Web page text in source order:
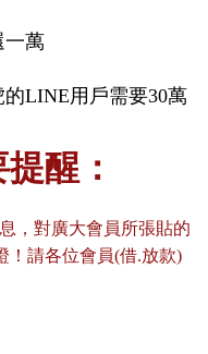
一萬
LINE用戶需要30萬
醒：
，對廣大會員所張貼的
！請各位會員(借.放款)